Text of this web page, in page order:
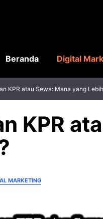
Beranda Digital
KPR atau Sewa: Mana yang
KPR
MARKETING